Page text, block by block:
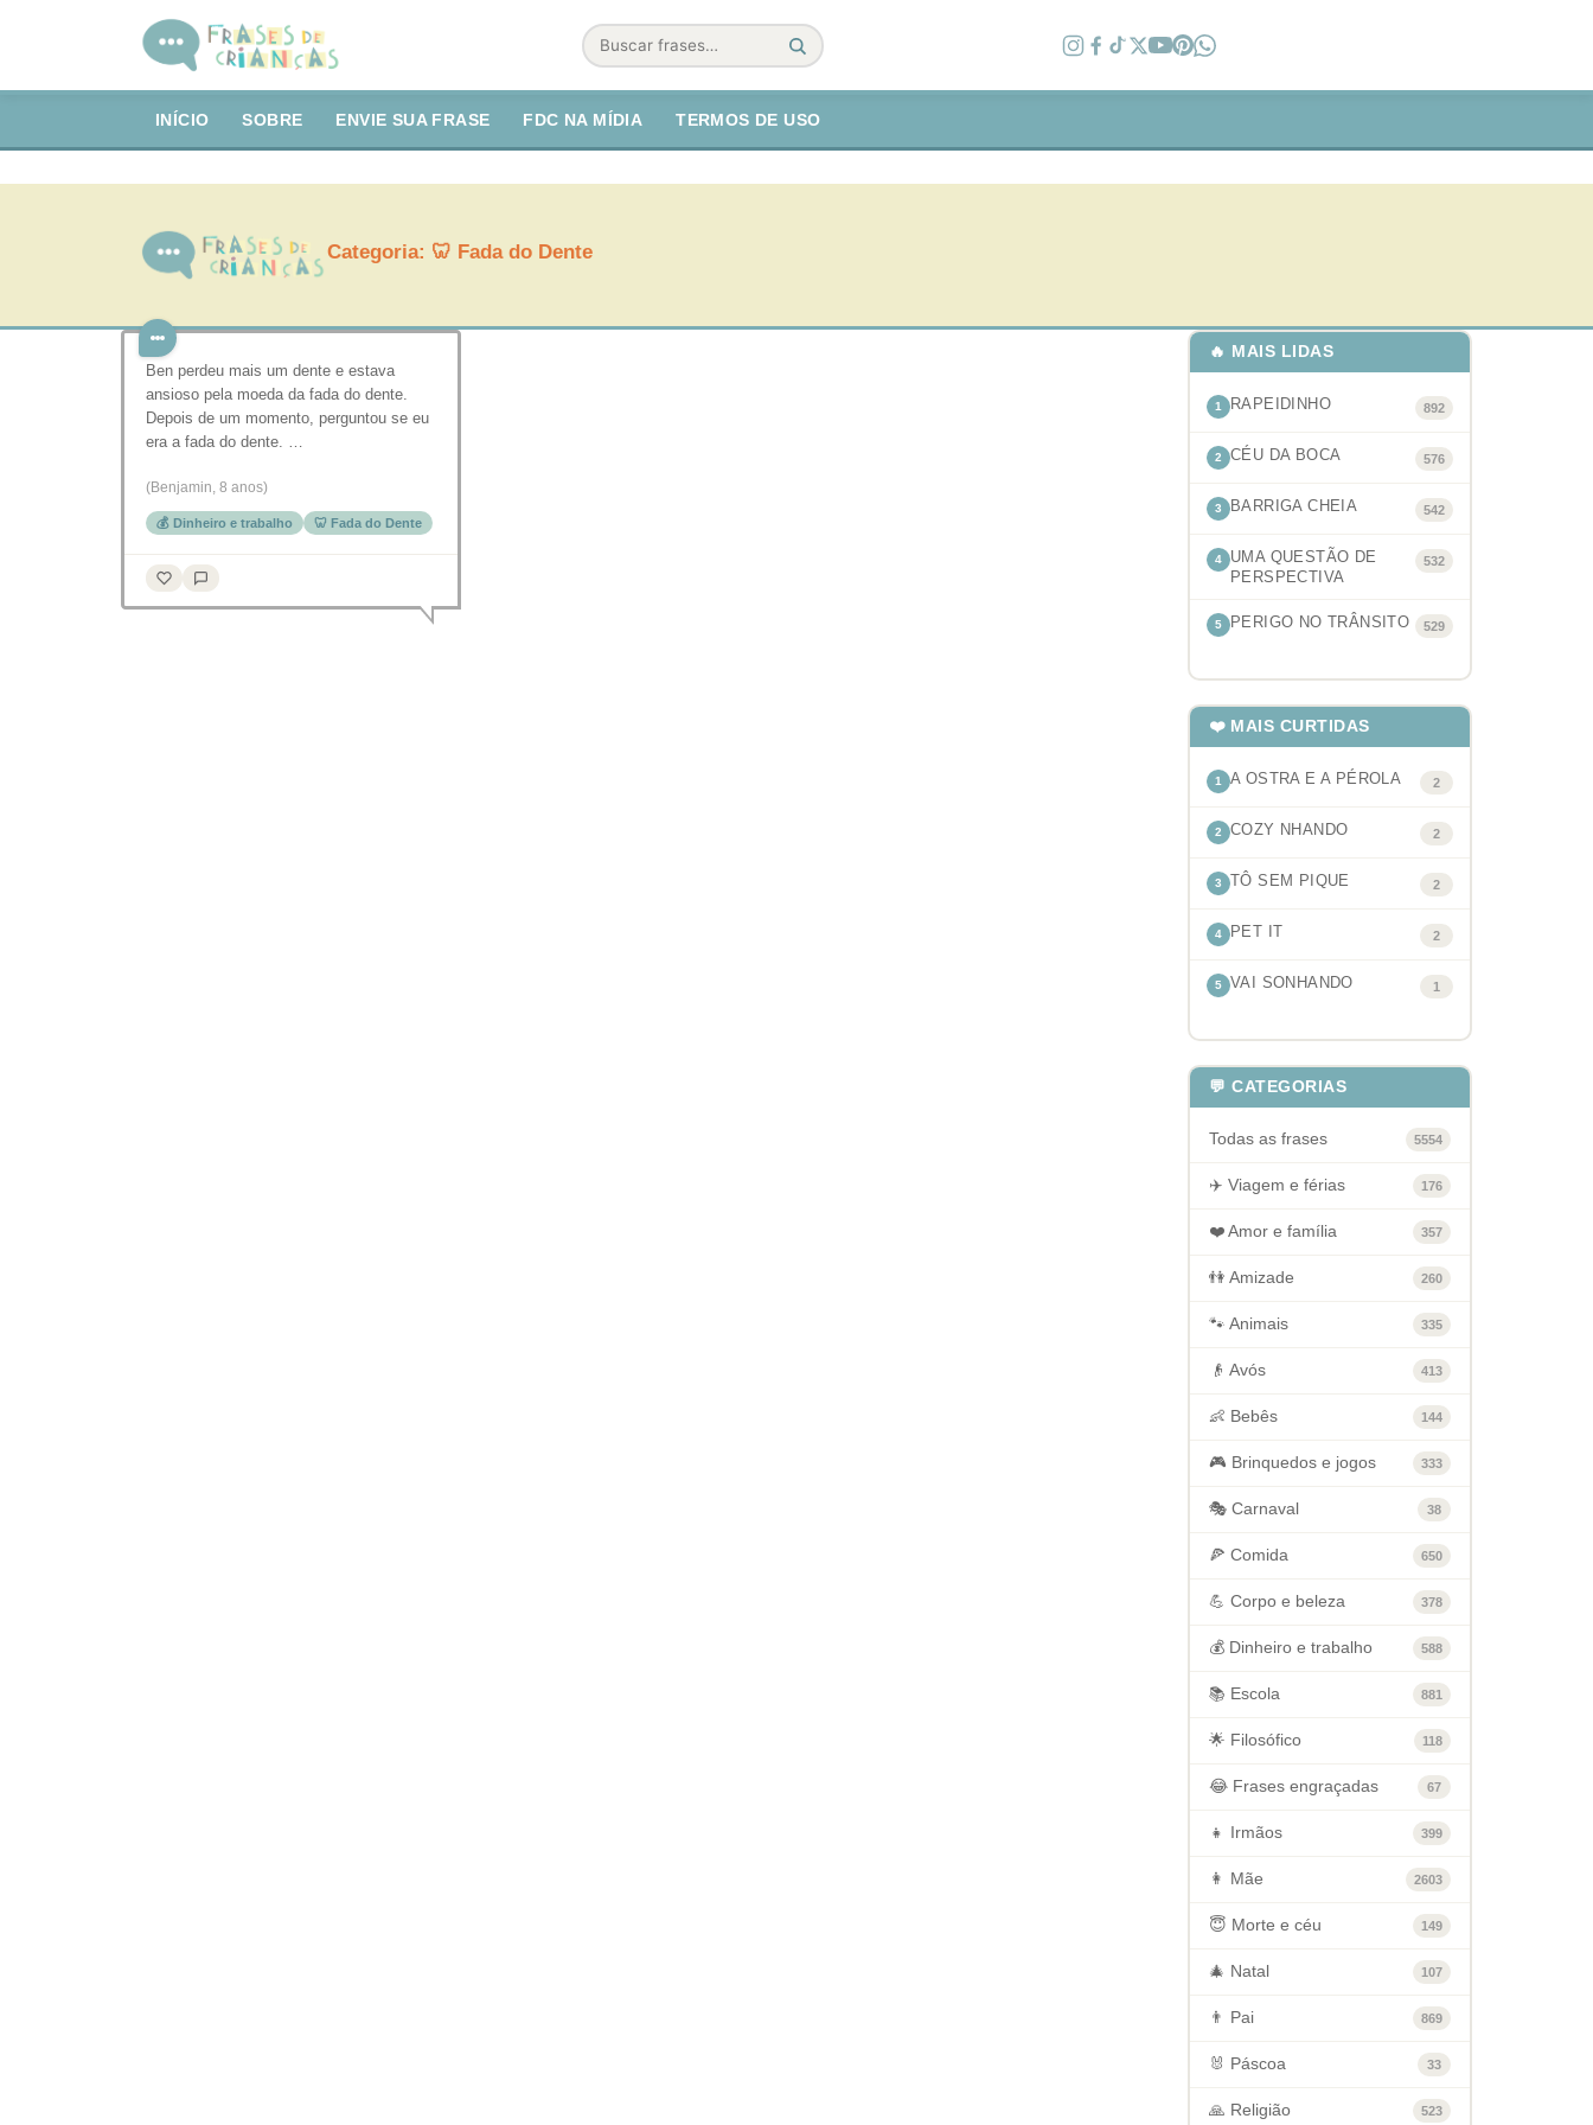
Buscar
INÍCIO SOBRE ENVIE SUA FRASE FDC NA MÍDIA TERMOS DE USO
Categoria: 🦷 Fada do Dente
Ben perdeu mais um dente e estava
ansioso pela moeda da fada do dente.
Depois de um momento, perguntou se eu
era a fada do dente. …
(Benjamin, 8 anos)
💰 Dinheiro e trabalho 🦷 Fada do Dente
🔥 MAIS LIDAS
1 RAPEIDINHO 892
2 CÉU DA BOCA 576
3 BARRIGA CHEIA 542
4
UMA QUESTÃO DE
PERSPECTIVA
532
5 PERIGO NO TRÂNSITO 529
❤️ MAIS CURTIDAS
1 A OSTRA E A PÉROLA 2
2 COZY NHANDO 2
3 TÔ SEM PIQUE 2
4 PET IT 2
5 VAI SONHANDO 1
💬 CATEGORIAS
Todas as frases 5554
✈️ Viagem e férias 176
❤️ Amor e família 357
👫 Amizade 260
🐾 Animais 335
👴 Avós 413
👶 Bebês 144
🎮 Brinquedos e jogos 333
🎭 Carnaval 38
🍕 Comida 650
💪 Corpo e beleza 378
💰 Dinheiro e trabalho 588
📚 Escola 881
🌟 Filosófico 118
😂 Frases engraçadas 67
👧 Irmãos 399
👩 Mãe 2603
😇 Morte e céu 149
🎄 Natal 107
👨 Pai 869
🐰 Páscoa 33
🙏 Religião 523